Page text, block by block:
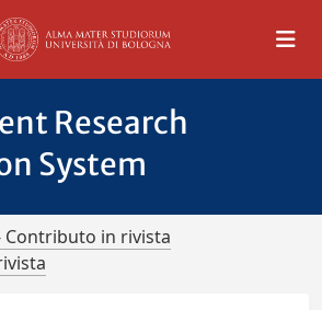
Research
System
Contributo in rivista